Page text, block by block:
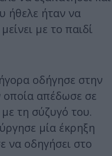
ήθελε ήταν να
με το παιδί
οδήγησε στην
οποία απέδωσε σε
τη σύζυγό του.
μία έκρηξη
να οδηγήσει στο